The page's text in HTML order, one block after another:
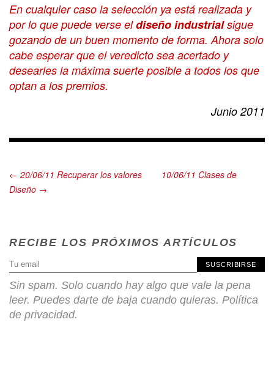
En cualquier caso la selección ya está realizada y
por lo que puede verse eldiseño industrialsigue
gozando de un buen momento de forma. Ahora solo
cabe esperar que el veredicto sea acertado y
desearles la máxima suerte posible a todos los que
optan a los premios.
Junio 2011
← 20/06/11 Recuperar los valores
10/06/11 Clases de
Diseño →
RECIBE LOS PRÓXIMOS ARTÍCULOS
SUSCRIBIRSE
Sin spam. Solo cuando hay algo que vale la pena
leer. Puedes darte de baja cuando quieras. Política
de privacidad.